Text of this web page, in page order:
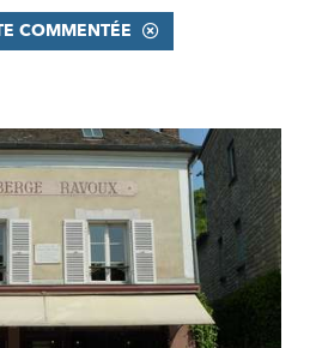
COMMENTÉE